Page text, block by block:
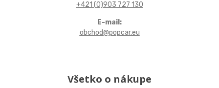
+421 (0)903 727 130
E-mail:
obchod@popcar.eu
Všetko o nákupe